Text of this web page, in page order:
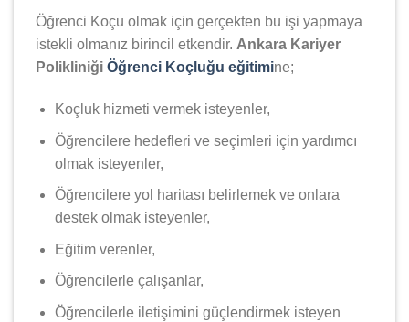
Öğrenci Koçu olmak için gerçekten bu işi yapmaya
istekli olmanız birincil etkendir. Ankara Kariyer
Polikliniği Öğrenci Koçluğu eğitimine;
Koçluk hizmeti vermek isteyenler,
Öğrencilere hedefleri ve seçimleri için yardımcı
olmak isteyenler,
Öğrencilere yol haritası belirlemek ve onlara
destek olmak isteyenler,
Eğitim verenler,
Öğrencilerle çalışanlar,
Öğrencilerle iletişimini güçlendirmek isteyen